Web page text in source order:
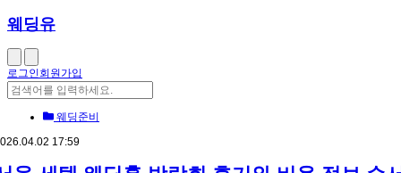
웨딩유
로그인회원가입
웨딩준비
17:59